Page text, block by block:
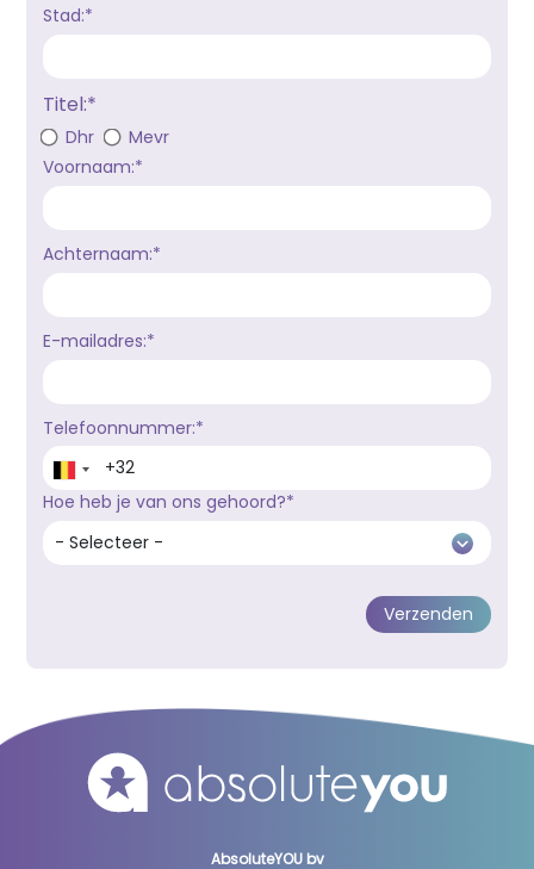
Stad:*
Titel:*
Dhr
Mevr
Voornaam:*
Achternaam:*
E-mailadres:*
Telefoonnummer:*
Hoe heb je van ons gehoord?*
AbsoluteYOU bv